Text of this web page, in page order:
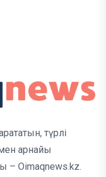
түрлі
арнайы
– Oimaqnews.kz.